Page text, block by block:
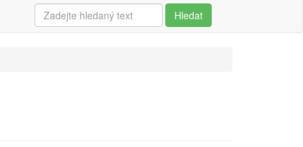
Hledat